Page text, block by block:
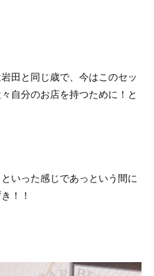
田と同じ歳で、今はこのセッ
自分のお店を持つために！と
いった感じであっという間に
！！